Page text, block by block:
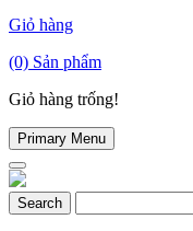
Giỏ hàng
(0) Sản phẩm
Giỏ hàng trống!
Primary Menu